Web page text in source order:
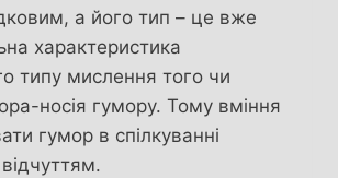
а його тип – це вже
характеристика
типу мислення того чи
носія гумору. Тому вміння
гумор в спілкуванні